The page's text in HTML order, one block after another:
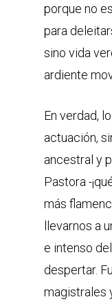
porque no
para
sino vida
ardiente
En verdad,
actuación,
ancestral y
Pastora -
más
llevarnos a
e intenso
despertar.
magistrales